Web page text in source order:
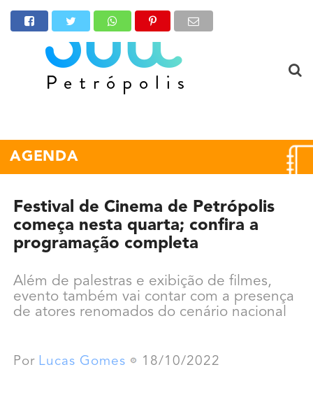
AGENDA
Festival de Cinema de Petrópolis
começa nesta quarta; confira a
programação completa
Além de palestras e exibição de filmes,
evento também vai contar com a presença
de atores renomados do cenário nacional
Por Lucas Gomes 18/10/2022